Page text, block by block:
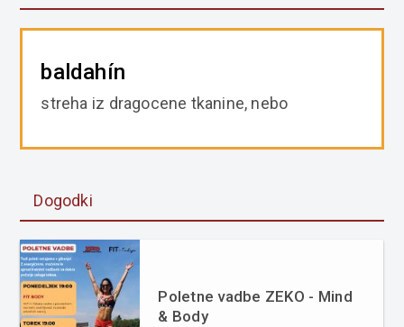
baldahín
streha iz dragocene tkanine, nebo
Dogodki
Poletne vadbe ZEKO - Mind
& Body